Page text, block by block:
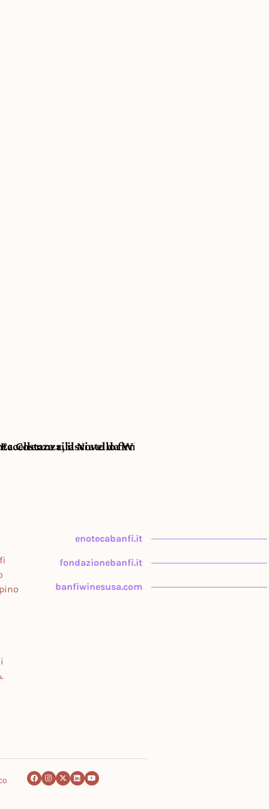
rilasciato da Wine Spectator per la sua
Costanza, il Novello firmato Banfi
enotecabanfi.it
fondazionebanfi.it
banfiwinesusa.com